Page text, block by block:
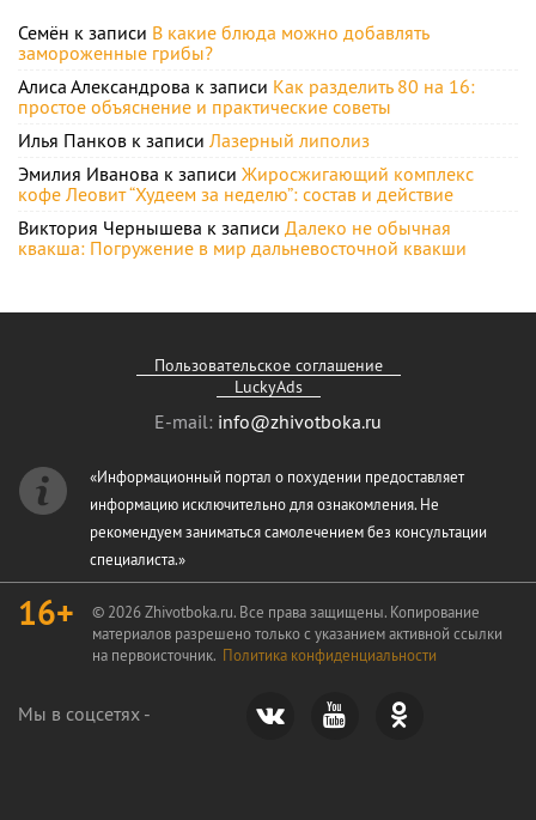
Семён к записи В какие блюда можно добавлять
замороженные грибы?
Алиса Александрова к записи Как разделить 80 на 16:
простое объяснение и практические советы
Илья Панков к записи Лазерный липолиз
Эмилия Иванова к записи Жиросжигающий комплекс
кофе Леовит “Худеем за неделю”: состав и действие
Виктория Чернышева к записи Далеко не обычная
квакша: Погружение в мир дальневосточной квакши
Пользовательское соглашение
LuckyAds
E-mail: info@zhivotboka.ru
«Информационный портал о похудении предоставляет
информацию исключительно для ознакомления. Не
рекомендуем заниматься самолечением без консультации
специалиста.»
16+
© 2026 Zhivotboka.ru. Все права защищены. Копирование
материалов разрешено только с указанием активной ссылки
на первоисточник. Политика конфиденциальности
Мы в соцсетях -